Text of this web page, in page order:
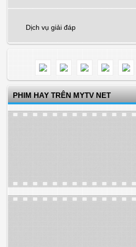
Dịch vụ giải đáp
PHIM HAY TRÊN MYTV NET